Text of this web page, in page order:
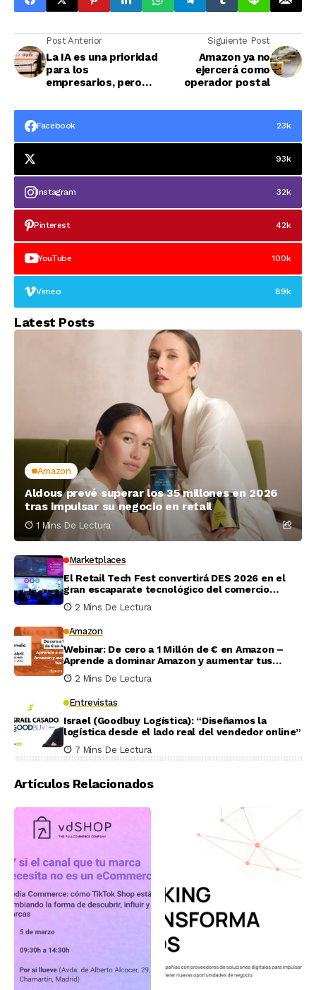
Post Anterior
La IA es una prioridad
para los
empresarios, pero
pymes españolas
apuestan por ella
Siguiente Post
Amazon ya no
ejercerá como
operador postal
Facebook 23k
93k
Instagram 32k
Pinterest 42k
YouTube 100k
Vimeo 89k
Latest Posts
Amazon
Aldous prevé superar los 35 millones en 2026
tras impulsar su negocio en retail
1 Mins De Lectura
Marketplaces
El Retail Tech Fest convertirá DES 2026 en el
gran escaparate tecnológico del comercio
minorista
2 Mins De Lectura
Amazon
Webinar: De cero a 1 Millón de € en Amazon –
Aprende a dominar Amazon y aumentar tus
ventas
2 Mins De Lectura
Entrevistas
Israel (Goodbuy Logística): “Diseñamos la
logística desde el lado real del vendedor online”
7 Mins De Lectura
Artículos Relacionados